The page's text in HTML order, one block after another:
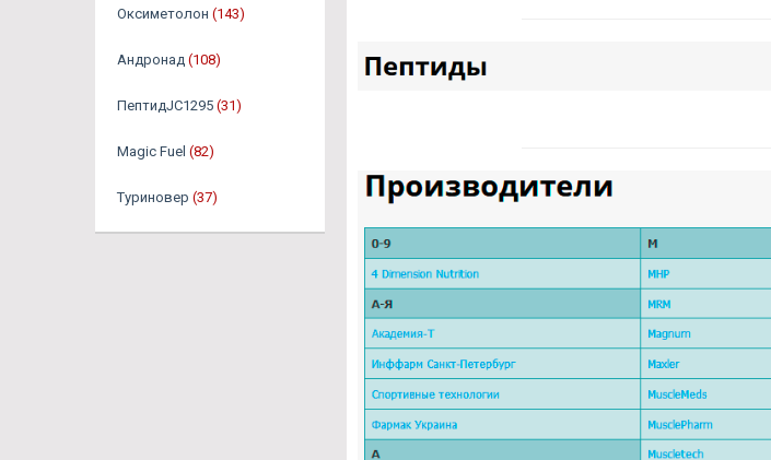
Оксиметолон (143)
Андронад (108)
ПептидJC1295 (31)
Magic Fuel (82)
Туриновер (37)